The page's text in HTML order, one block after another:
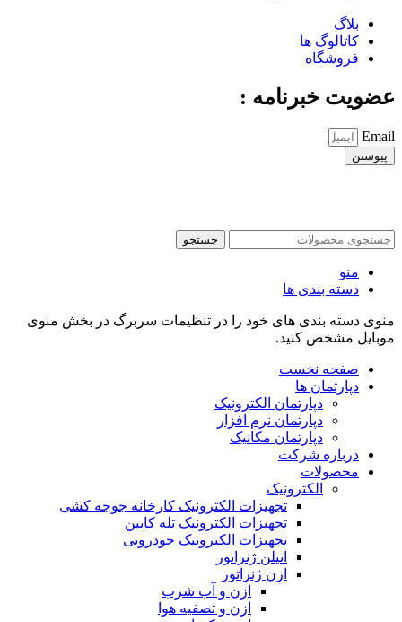
بلاگ
کاتالوگ ها
فروشگاه
عضویت خبرنامه :
Email
پیوستن
جستجو
منو
دسته بندی ها
منوی دسته بندی های خود را در تنظیمات سربرگ در بخش منوی
موبایل مشخص کنید.
صفحه نخست
دپارتمان ها
دپارتمان الکترونیک
دپارتمان نرم افزار
دپارتمان مکانیک
درباره شرکت
محصولات
الکترونیک
تجهیزات الکترونیک کارخانه جوجه کشی
تجهیزات الکترونیک تله کابین
تجهیزات الکترونیک خودرویی
اتیلن ژنراتور
ازن ژنراتور
ازن و آب شرب
ازن و تصفیه هوا